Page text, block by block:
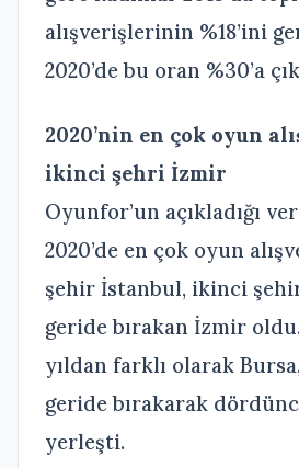
alışverişlerinin %18’ini
2020’de bu oran %30’a
2020’nin en çok oyun
ikinci şehri İzmir
Oyunfor’un açıkladığı
2020’de en çok oyun
şehir İstanbul, ikinci şehir
geride bırakan İzmir
yıldan farklı olarak
geride bırakarak
yerleşti.